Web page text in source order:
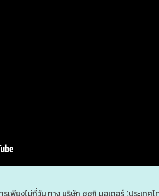
เพียงไม่กี่วัน ทาง บริษัท ซูซูกิ มอเตอร์ (ประเ